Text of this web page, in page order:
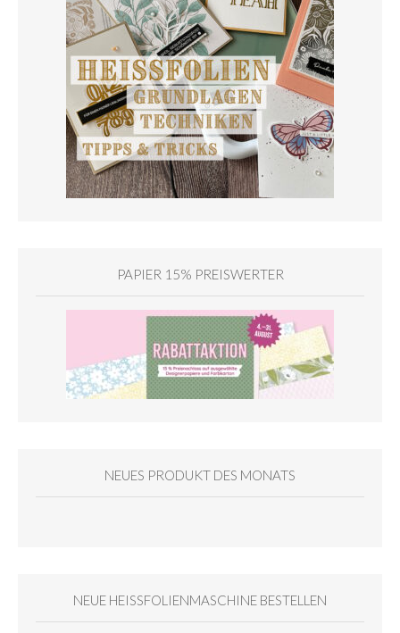
PAPIER 15% PREISWERTER
NEUES PRODUKT DES MONATS
NEUE HEISSFOLIENMASCHINE BESTELLEN